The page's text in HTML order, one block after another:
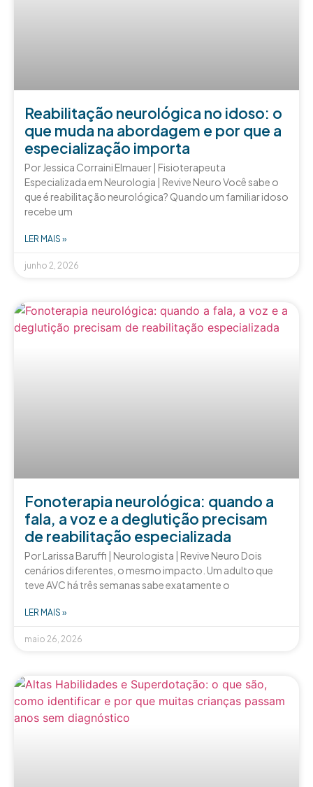
Reabilitação neurológica no idoso: o
que muda na abordagem e por que a
especialização importa
Por Jessica Corraini Elmauer | Fisioterapeuta
Especializada em Neurologia | Revive Neuro Você sabe o
que é reabilitação neurológica? Quando um familiar idoso
recebe um
LER MAIS »
junho 2, 2026
Fonoterapia neurológica: quando a
fala, a voz e a deglutição precisam
de reabilitação especializada
Por Larissa Baruffi | Neurologista | Revive Neuro Dois
cenários diferentes, o mesmo impacto. Um adulto que
teve AVC há três semanas sabe exatamente o
LER MAIS »
maio 26, 2026